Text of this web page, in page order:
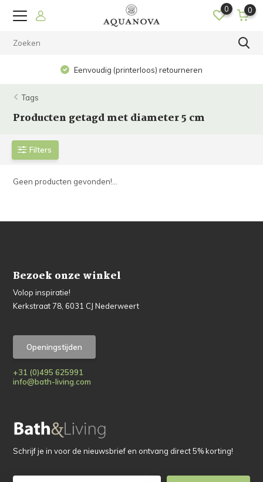
0 0
Eenvoudig (printerloos) retourneren
Tags
Producten getagd met diameter 5 cm
Filters
Geen producten gevonden!...
Bezoek onze winkel
Volop inspiratie!
Kerkstraat 78, 6031 CJ Nederweert
Openingstijden
+31 (0)495 625991
info@bath-living.com
Schrijf je in voor de nieuwsbrief en ontvang direct 5% korting!